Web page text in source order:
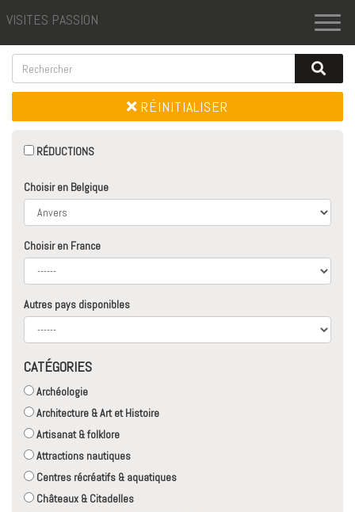
VISITES PASSION
RÉINITIALISER
RÉDUCTIONS
Choisir en Belgique
Choisir en France
Autres pays disponibles
CATÉGORIES
Archéologie
Architecture & Art et Histoire
Artisanat & folklore
Attractions nautiques
Centres récréatifs & aquatiques
Châteaux & Citadelles